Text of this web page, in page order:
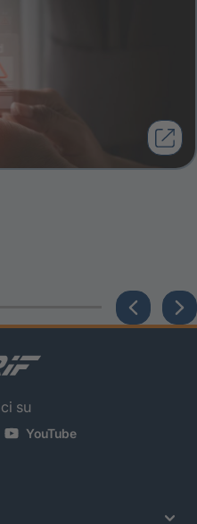
su
YouTube